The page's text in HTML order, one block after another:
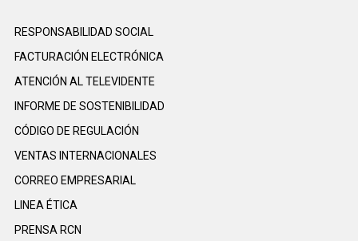
RESPONSABILIDAD SOCIAL
FACTURACIÓN ELECTRÓNICA
ATENCIÓN AL TELEVIDENTE
INFORME DE SOSTENIBILIDAD
CÓDIGO DE REGULACIÓN
VENTAS INTERNACIONALES
CORREO EMPRESARIAL
LINEA ÉTICA
PRENSA RCN